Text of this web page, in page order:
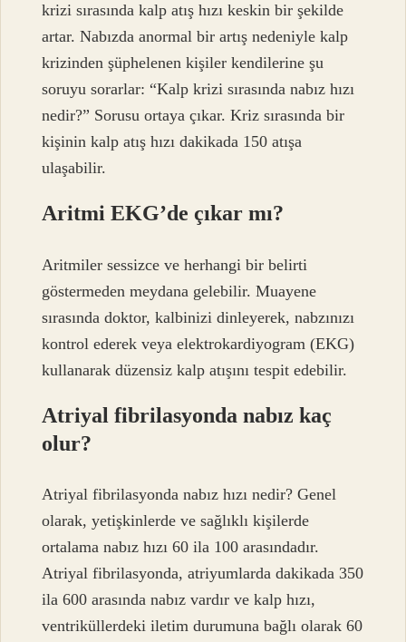
krizi sırasında kalp atış hızı keskin bir şekilde
artar. Nabızda anormal bir artış nedeniyle kalp
krizinden şüphelenen kişiler kendilerine şu
soruyu sorarlar: “Kalp krizi sırasında nabız hızı
nedir?” Sorusu ortaya çıkar. Kriz sırasında bir
kişinin kalp atış hızı dakikada 150 atışa
ulaşabilir.
Aritmi EKG’de çıkar mı?
Aritmiler sessizce ve herhangi bir belirti
göstermeden meydana gelebilir. Muayene
sırasında doktor, kalbinizi dinleyerek, nabzınızı
kontrol ederek veya elektrokardiyogram (EKG)
kullanarak düzensiz kalp atışını tespit edebilir.
Atriyal fibrilasyonda nabız kaç
olur?
Atriyal fibrilasyonda nabız hızı nedir? Genel
olarak, yetişkinlerde ve sağlıklı kişilerde
ortalama nabız hızı 60 ila 100 arasındadır.
Atriyal fibrilasyonda, atriyumlarda dakikada 350
ila 600 arasında nabız vardır ve kalp hızı,
ventriküllerdeki iletim durumuna bağlı olarak 60